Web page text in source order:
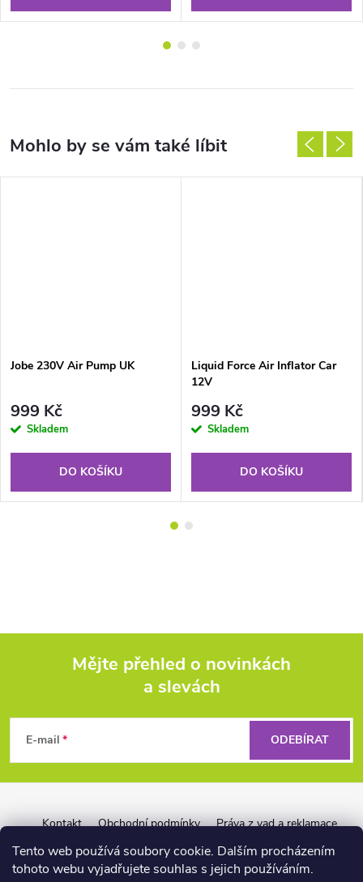
Tento web používá soubory cookie. Dalším procházením
tohoto webu vyjadřujete souhlas s jejich používáním.
Jobe 230V Air Pump UK
999 Kč
Skladem
DO KOŠÍKU
Liquid Force Air Inflator Car
12V
999 Kč
Skladem
DO KOŠÍKU
p
a
Mějte přehled o novinkách
a slevách
E-mail ODEBÍRAT
Kontakt Obchodní podmínky
Práva z vad a reklamace
Záruka Liquid Force
Reklamační řád pro firmy